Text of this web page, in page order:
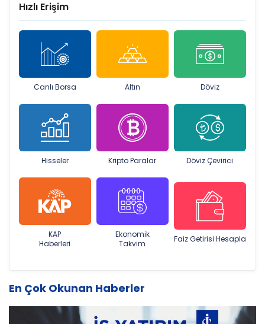
Hızlı Erişim
Canlı Borsa Altın Döviz
Hisseler Kripto Paralar Döviz Çevirici
KAP
Haberleri
Ekonomik
Takvim
Faiz Getirisi Hesapla
En Çok Okunan Haberler